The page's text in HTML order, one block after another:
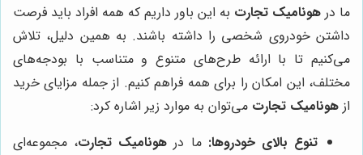
ما در هونامیک تجارت به این باور داریم که همه افراد باید فرصت
داشتن خودروی شخصی را داشته باشند. به همین دلیل، تلاش
می‌کنیم تا با ارائه طرح‌های متنوع و متناسب با بودجه‌های
مختلف، این امکان را برای همه فراهم کنیم. از جمله مزایای خرید
از هونامیک تجارت می‌توان به موارد زیر اشاره کرد:
تنوع بالای خودروها: ما در هونامیک تجارت، مجموعه‌ای